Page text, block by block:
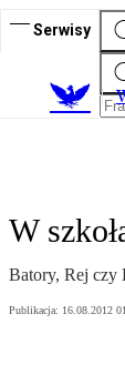
Serwisy
W
Batory, Rej czy
Publikacja: 16.08.2012